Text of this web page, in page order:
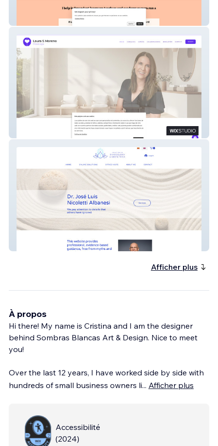
Quality Support For Teachers
Solutions in Ginecology & Obstetrics
Afficher plus
À propos
Hi there! My name is Cristina and I am the designer
behind Sombras Blancas Art & Design. Nice to meet
you!
Over the last 12 years, I have worked side by side with
hundreds of small business owners li... Afficher plus
Accessibilité
(2024)